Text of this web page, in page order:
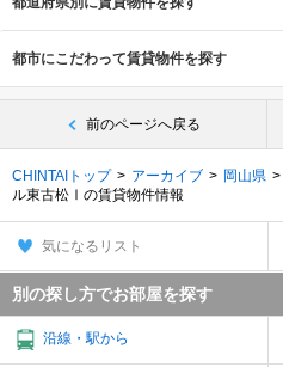
都市にこだわって賃貸物件を探す
前のページへ戻る
CHINTAIトップ アーカイブ 岡山県
ル東古松Ⅰの賃貸物件情報
気になるリスト
別の探し方でお部屋を探す
沿線・駅から